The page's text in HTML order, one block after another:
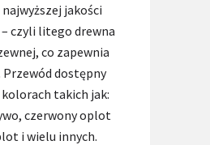
jakości
czyli litego drewna
co zapewnia
Przewód dostępny
takich jak:
czerwony oplot
i wielu innych.